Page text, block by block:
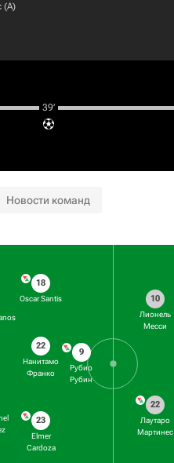
(А)
39‎’‎
Новости команд
18
Oscar Santis
22
Нанитамо
Франко
23
Elmer
Cardoza
9
Рубио
Рубин
10
Лионель
Месси
22
Лаутаро
Мартинес